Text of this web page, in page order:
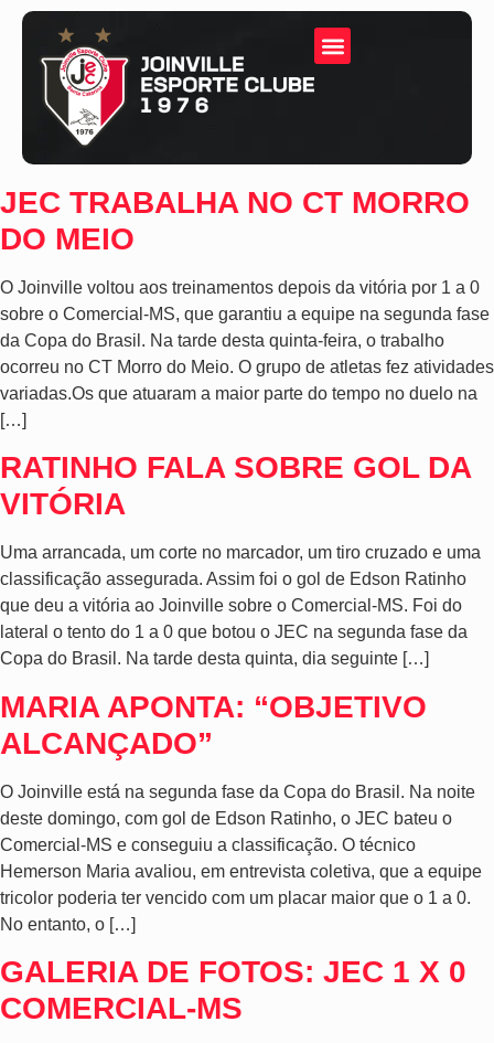
JEC TRABALHA NO CT MORRO
DO MEIO
O Joinville voltou aos treinamentos depois da vitória por 1 a 0
sobre o Comercial-MS, que garantiu a equipe na segunda fase
da Copa do Brasil. Na tarde desta quinta-feira, o trabalho
ocorreu no CT Morro do Meio. O grupo de atletas fez atividades
variadas.Os que atuaram a maior parte do tempo no duelo na
[…]
RATINHO FALA SOBRE GOL DA
VITÓRIA
Uma arrancada, um corte no marcador, um tiro cruzado e uma
classificação assegurada. Assim foi o gol de Edson Ratinho
que deu a vitória ao Joinville sobre o Comercial-MS. Foi do
lateral o tento do 1 a 0 que botou o JEC na segunda fase da
Copa do Brasil. Na tarde desta quinta, dia seguinte […]
MARIA APONTA: “OBJETIVO
ALCANÇADO”
O Joinville está na segunda fase da Copa do Brasil. Na noite
deste domingo, com gol de Edson Ratinho, o JEC bateu o
Comercial-MS e conseguiu a classificação. O técnico
Hemerson Maria avaliou, em entrevista coletiva, que a equipe
tricolor poderia ter vencido com um placar maior que o 1 a 0.
No entanto, o […]
GALERIA DE FOTOS: JEC 1 X 0
COMERCIAL-MS